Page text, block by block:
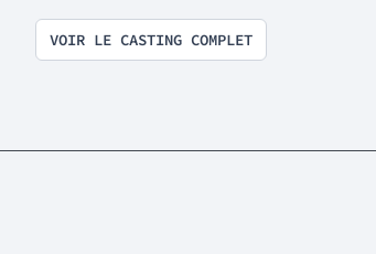
VOIR LE CASTING COMPLET